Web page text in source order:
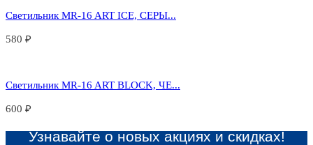
Светильник MR-16 ART ICE, СЕРЫ...
580 ₽
Светильник MR-16 ART BLOCK, ЧЕ...
600 ₽
Узнавайте о новых акциях и скидках!